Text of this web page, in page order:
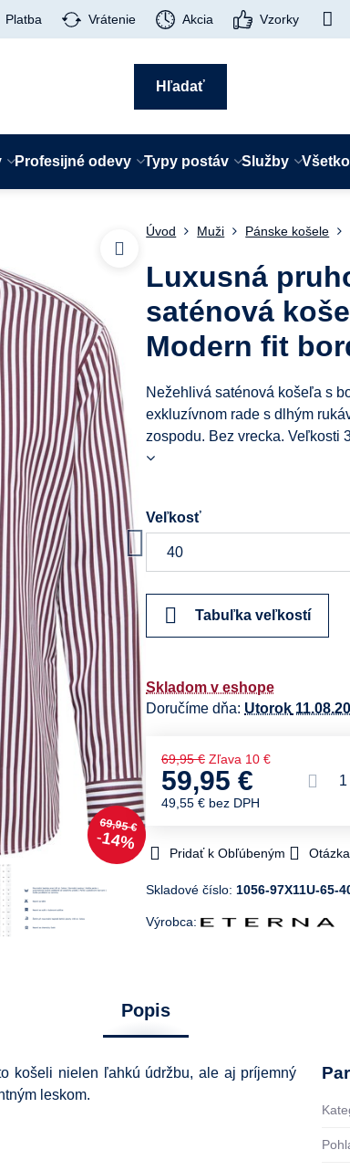
Platba Vrátenie Akcia Vzorky
Hľadať
Profesijné odevy Typy postáv Služby
69,95 €
14%
Úvod Muži Pánske košele
Luxusná
saténová
Modern fit
Nežehlivá saténová košeľa s
exkluzívnom rade s dlhým
zospodu. Bez vrecka. Veľkosti
Veľkosť
Tabuľka veľkostí
Skladom v eshope
Doručíme dňa: Utorok
69,95 € Zľava 10 €
59,95 €
49,55 € bez DPH
Pridať k Obľúbeným
Skladové číslo: 1056-97X11U-65-
Výrobca:
Popis
košeli nielen ľahkú údržbu, ale aj príjemný
leskom.